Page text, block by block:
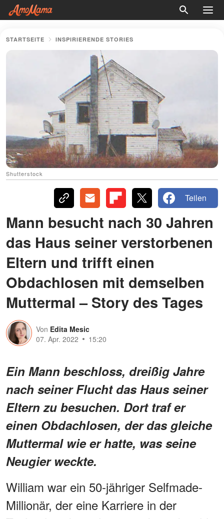
STARTSEITE INSPIRIERENDE STORIES
Shutterstock
Teilen
Mann besucht nach 30 Jahren
das Haus seiner verstorbenen
Eltern und trifft einen
Obdachlosen mit demselben
Muttermal – Story des Tages
Von Edita Mesic
07. Apr. 2022
15:20
Ein Mann beschloss, dreißig Jahre
nach seiner Flucht das Haus seiner
Eltern zu besuchen. Dort traf er
einen Obdachlosen, der das gleiche
Muttermal wie er hatte, was seine
Neugier weckte.
William war ein 50-jähriger Selfmade-
Millionär, der eine Karriere in der